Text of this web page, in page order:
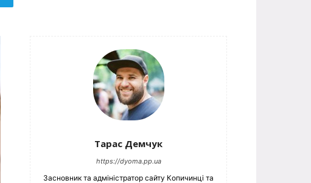
Тарас Демчук
https://dyoma.pp.ua
Засновник та адміністратор сайту Копичинці та